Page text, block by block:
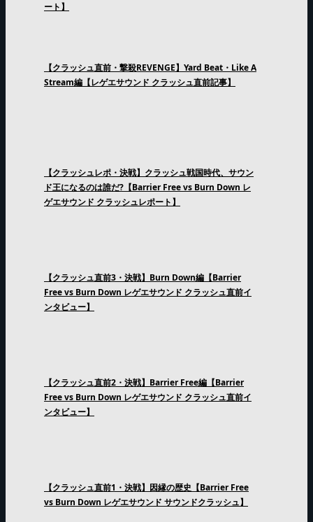
ート】
【クラッシュ直前・撃殺REVENGE】Yard Beat・Like A
Stream編【レゲエサウンド クラッシュ直前記事】
【クラッシュレポ・決戦】クラッシュ戦国時代、サウン
ド王になるのは誰だ?【Barrier Free vs Burn Down レ
ゲエサウンド クラッシュレポート】
【クラッシュ直前3・決戦】Burn Down編【Barrier
Free vs Burn Down レゲエサウンド クラッシュ直前イ
ンタビュー】
【クラッシュ直前2・決戦】Barrier Free編【Barrier
Free vs Burn Down レゲエサウンド クラッシュ直前イ
ンタビュー】
【クラッシュ直前1・決戦】因縁の歴史【Barrier Free
vs Burn Down レゲエサウンド サウンドクラッシュ】